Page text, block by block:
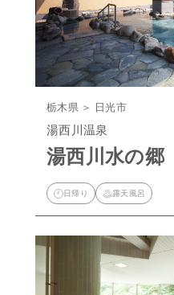
栃木県 ＞ 日光市
湯西川温泉
湯西川水の郷
日帰り 露天風呂